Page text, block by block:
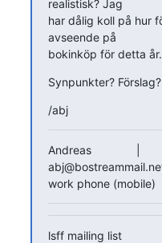
realistisk? Jag
har dålig koll på hur
avseende på
bokinköp för detta år.
Synpunkter? Förslag?
/abj
Andreas              |
work phone (mobile)
lsff mailing list